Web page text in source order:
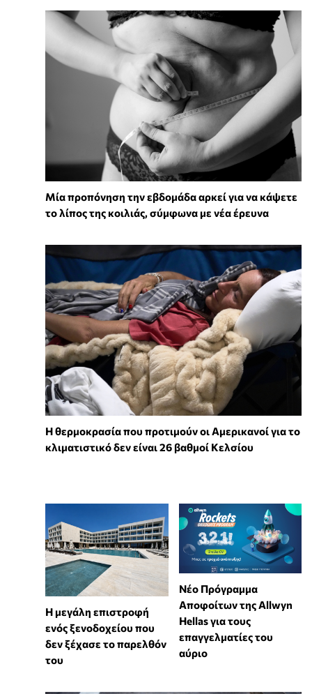
Μία προπόνηση την εβδομάδα αρκεί για να κάψετε
το λίπος της κοιλιάς, σύμφωνα με νέα έρευνα
Η θερμοκρασία που προτιμούν οι Αμερικανοί για το
κλιματιστικό δεν είναι 26 βαθμοί Κελσίου
Η μεγάλη επιστροφή
ενός ξενοδοχείου που
δεν ξέχασε το παρελθόν
του
Νέο Πρόγραμμα
Αποφοίτων της Allwyn
Hellas για τους
επαγγελματίες του
αύριο